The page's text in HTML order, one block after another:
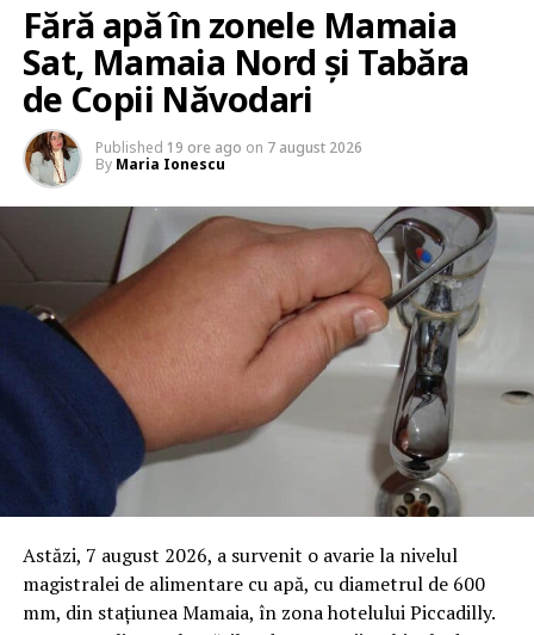
Fără apă în zonele Mamaia
Sat, Mamaia Nord și Tabăra
de Copii Năvodari
Published 19 ore ago on 7 august 2026
By Maria Ionescu
Astăzi, 7 august 2026, a survenit o avarie la nivelul
magistralei de alimentare cu apă, cu diametrul de 600
mm, din stațiunea Mamaia, în zona hotelului Piccadilly.